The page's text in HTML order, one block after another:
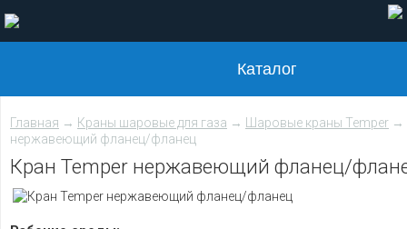
Каталог
Главная → Краны шаровые для газа → Шаровые краны Temper →
нержавеющий фланец/фланец
Кран Temper нержавеющий фланец/